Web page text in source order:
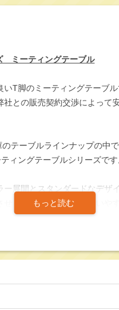
ミーティングテーブル
T脚のミーティングテーブル
社との販売契約交渉によって
テーブルラインナップの中
ィングテーブルシリーズです
ー展開とスタンダードなデザ
る事ができる非常に使いや
目にもスタイリッシュで高級